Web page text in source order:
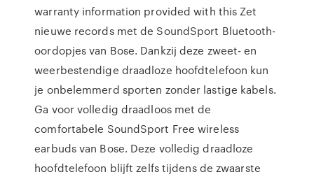
warranty information provided with this Zet
nieuwe records met de SoundSport Bluetooth-
oordopjes van Bose. Dankzij deze zweet- en
weerbestendige draadloze hoofdtelefoon kun
je onbelemmerd sporten zonder lastige kabels.
Ga voor volledig draadloos met de
comfortabele SoundSport Free wireless
earbuds van Bose. Deze volledig draadloze
hoofdtelefoon blijft zelfs tijdens de zwaarste